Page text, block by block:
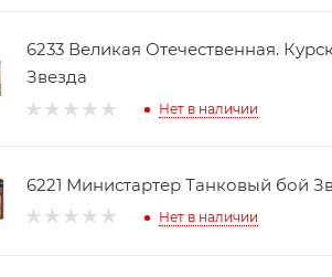
6233 Великая Отечественная.
Звезда
Нет в наличии
6221 Министартер Танковый бой
Нет в наличии